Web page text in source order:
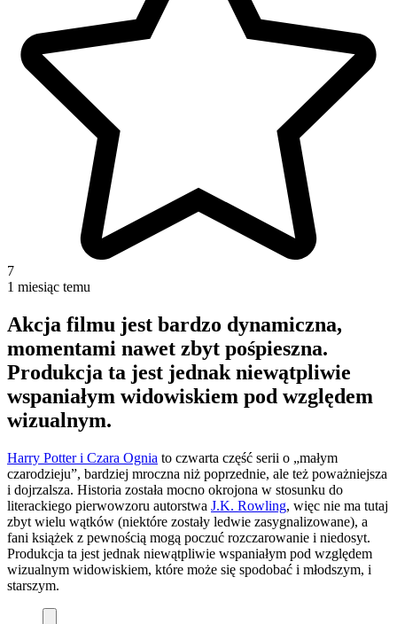
7
1 miesiąc temu
Akcja filmu jest bardzo dynamiczna,
momentami nawet zbyt pośpieszna.
Produkcja ta jest jednak niewątpliwie
wspaniałym widowiskiem pod względem
wizualnym.
Harry Potter i Czara Ognia to czwarta część serii o „małym
czarodzieju”, bardziej mroczna niż poprzednie, ale też poważniejsza
i dojrzalsza. Historia została mocno okrojona w stosunku do
literackiego pierwowzoru autorstwa J.K. Rowling, więc nie ma tutaj
zbyt wielu wątków (niektóre zostały ledwie zasygnalizowane), a
fani książek z pewnością mogą poczuć rozczarowanie i niedosyt.
Produkcja ta jest jednak niewątpliwie wspaniałym pod względem
wizualnym widowiskiem, które może się spodobać i młodszym, i
starszym.